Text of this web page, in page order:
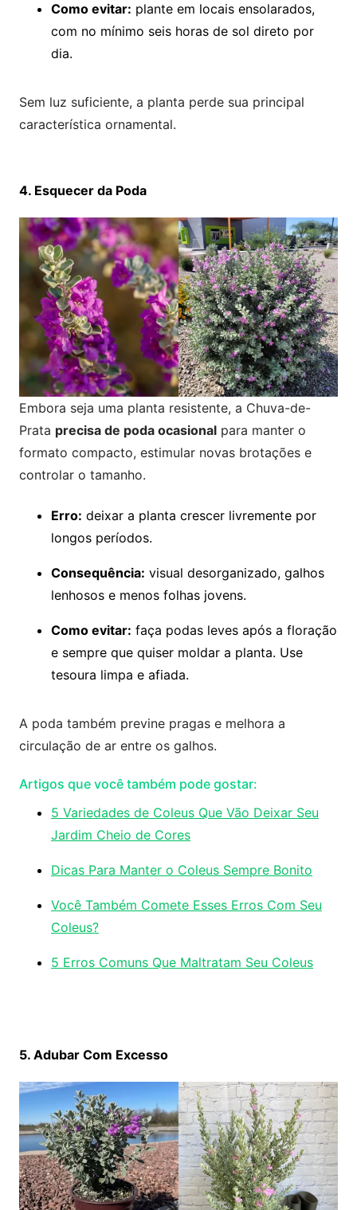
Como evitar: plante em locais ensolarados,
com no mínimo seis horas de sol direto por
dia.
Sem luz suficiente, a planta perde sua principal
característica ornamental.
4. Esquecer da Poda
Embora seja uma planta resistente, a Chuva-de-
Prata precisa de poda ocasional para manter o
formato compacto, estimular novas brotações e
controlar o tamanho.
Erro: deixar a planta crescer livremente por
longos períodos.
Consequência: visual desorganizado, galhos
lenhosos e menos folhas jovens.
Como evitar: faça podas leves após a floração
e sempre que quiser moldar a planta. Use
tesoura limpa e afiada.
A poda também previne pragas e melhora a
circulação de ar entre os galhos.
Artigos que você também pode gostar:
5 Variedades de Coleus Que Vão Deixar Seu
Jardim Cheio de Cores
Dicas Para Manter o Coleus Sempre Bonito
Você Também Comete Esses Erros Com Seu
Coleus?
5 Erros Comuns Que Maltratam Seu Coleus
5. Adubar Com Excesso